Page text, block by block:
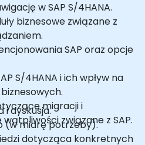
w SAP S/4HANA.
biznesowe związane z
SAP oraz opcje
S/4HANA i ich wpływ na
migracji i
związane z SAP.
i dyskusja.
(w miarę potrzeby).
dotycząca konkretnych